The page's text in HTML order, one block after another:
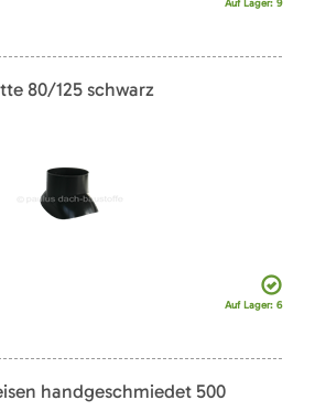
80/125 schwarz
Auf Lager: 6
handgeschmiedet 500